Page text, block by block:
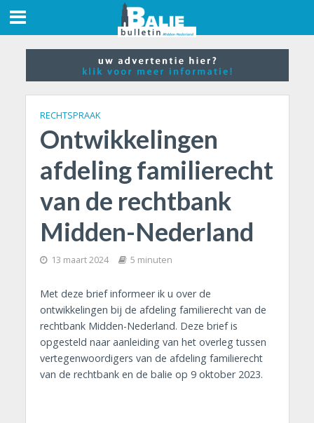
RECHTSPRAAK
Ontwikkelingen
afdeling familierecht
van de rechtbank
Midden-Nederland
13 maart 2024 5 minuten
Met deze brief informeer ik u over de
ontwikkelingen bij de afdeling familierecht van de
rechtbank Midden-Nederland. Deze brief is
opgesteld naar aanleiding van het overleg tussen
vertegenwoordigers van de afdeling familierecht
van de rechtbank en de balie op 9 oktober 2023.